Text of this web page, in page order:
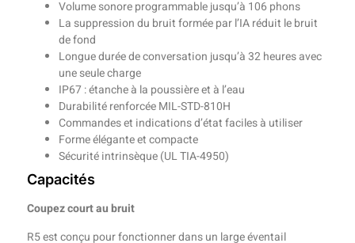
Volume sonore programmable jusqu’à 106 phons
La suppression du bruit formée par l’IA réduit le bruit
de fond
Longue durée de conversation jusqu’à 32 heures avec
une seule charge
IP67 : étanche à la poussière et à l’eau
Durabilité renforcée MIL-STD-810H
Commandes et indications d’état faciles à utiliser
Forme élégante et compacte
Sécurité intrinsèque (UL TIA-4950)
Capacités
Coupez court au bruit
R5 est conçu pour fonctionner dans un large éventail